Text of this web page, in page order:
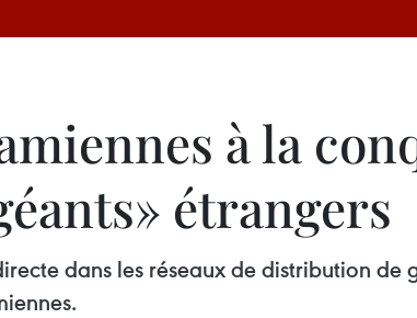
à la
étrangers
dans les réseaux de distribution de